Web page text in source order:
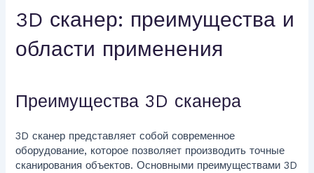
3D сканер: преимущества и
области применения
Преимущества 3D сканера
3D сканер представляет собой современное
оборудование, которое позволяет производить точные
сканирования объектов. Основными преимуществами 3D